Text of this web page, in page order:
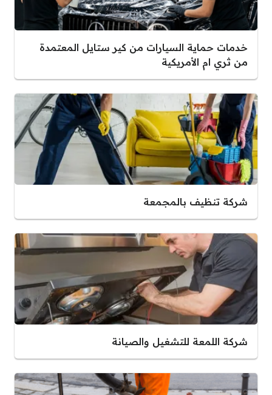
خدمات حماية السيارات من كير ستايل المعتمدة
من ثري ام الأمريكية
شركة تنظيف بالمجمعة
شركة اللمعة للتشغيل والصيانة